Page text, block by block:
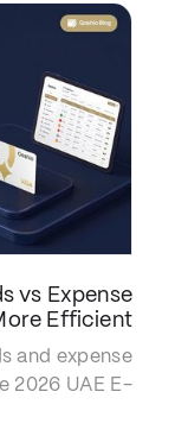
vs Expense
Efficient?
and expense
2026 UAE E-